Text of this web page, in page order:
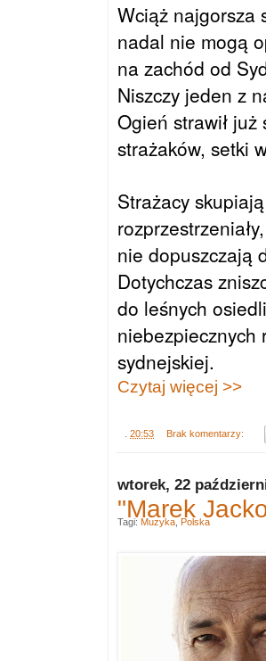
Wciąż najgorsza
nadal nie mogą
na zachód od
Niszczy jeden z
Ogień strawił
strażaków, setki
Strażacy
nie dopuszczają
Dotychczas
do leśnych
niebezpiecznych
sydnejskiej.
Czytaj więcej >>
20:53 Brak komentarzy:
wtorek, 22
"Marek
Tagi: Muzyka Polska